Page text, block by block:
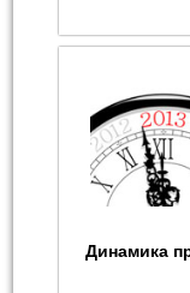
Динамика